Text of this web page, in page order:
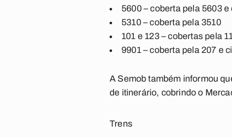
5600 – coberta pela 5603
5310 – coberta pela 3510
101 e 123 – cobertas pela
9901 – coberta pela 207 e
A Semob também informou
de itinerário, cobrindo o
Trens